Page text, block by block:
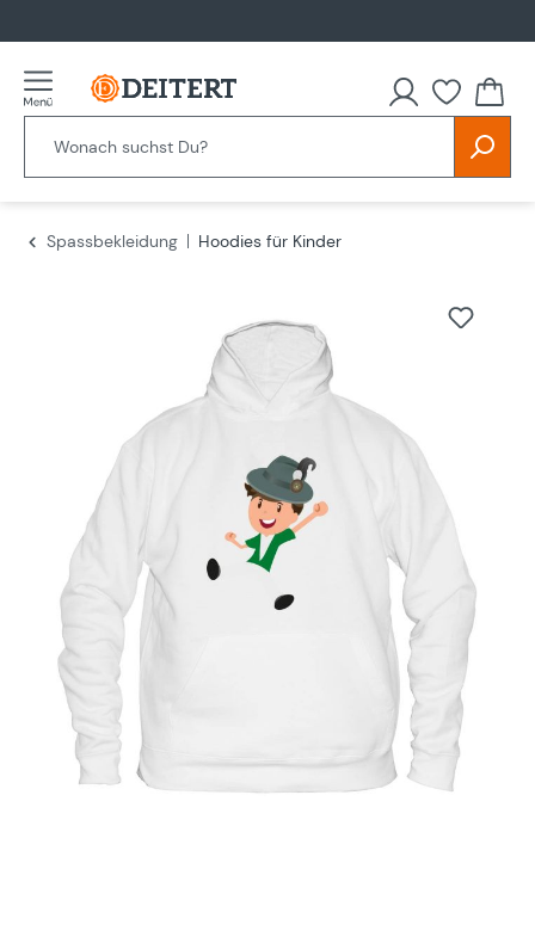
Spassbekleidung
Hoodies für Kinder